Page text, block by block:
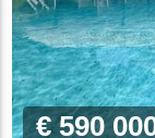
€ 590